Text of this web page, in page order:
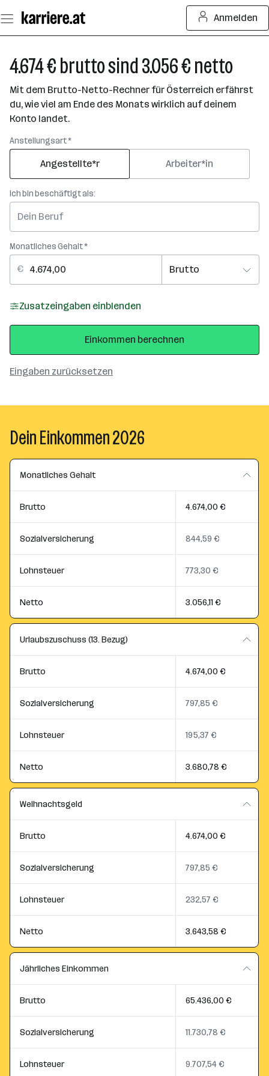
Seiteninhalt
springen
Anmelden
4.674 € brutto sind 3.056 € netto
Mit dem Brutto-Netto-Rechner für Österreich erfährst
du, wie viel am Ende des Monats wirklich auf deinem
Konto landet.
Anstellungsart *
Angestellte*r Arbeiter*in
Ich bin beschäftigt als:
Monatliches Gehalt *
Zusatzeingaben einblenden
Eingaben zurücksetzen
Einkommen berechnen
Dein Einkommen 2026
Monatliches Gehalt
Brutto 4.674,00 €
Sozialversicherung 844,59 €
Lohnsteuer 773,30 €
Netto 3.056,11 €
Urlaubszuschuss (13. Bezug)
Brutto 4.674,00 €
Sozialversicherung 797,85 €
Lohnsteuer 195,37 €
Netto 3.680,78 €
Weihnachtsgeld
Brutto 4.674,00 €
Sozialversicherung 797,85 €
Lohnsteuer 232,57 €
Netto 3.643,58 €
Jährliches Einkommen
Brutto 65.436,00 €
Sozialversicherung 11.730,78 €
Lohnsteuer 9.707,54 €